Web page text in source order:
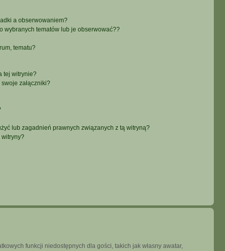
a obserwowaniem?
wybranych tematów lub je obserwować??
tematu?
tej witrynie?
załączniki?
lub zagadnień prawnych związanych z tą witryną?
witryny?
funkcji niedostępnych dla gości, takich jak własny awatar,